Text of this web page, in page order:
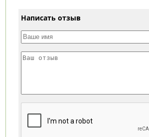
Написать отзыв